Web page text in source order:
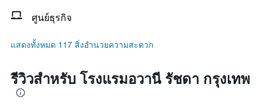
ศูนย์ธุรกิจ
แสดงทั้งหมด 117 สิ่งอำนวยความสะดวก
รีวิวสำหรับ โรงแรมอวานี รัชดา กรุงเทพ